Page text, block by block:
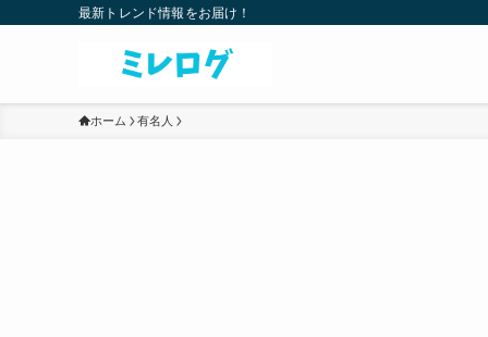
最新トレンド情報をお届け！
ホーム 有名人